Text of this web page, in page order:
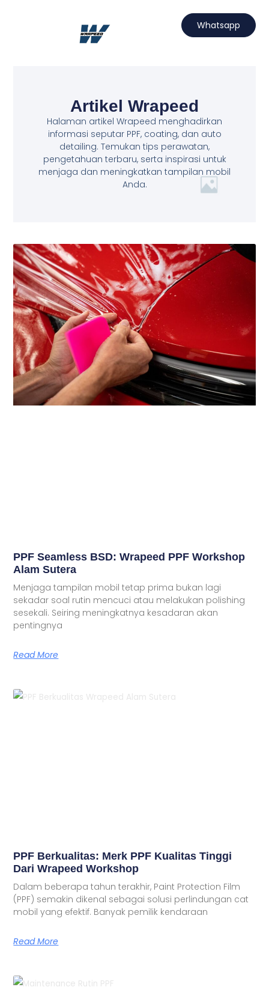
Whatsapp
Artikel Wrapeed
Halaman artikel Wrapeed menghadirkan
informasi seputar PPF, coating, dan auto
detailing. Temukan tips perawatan,
pengetahuan terbaru, serta inspirasi untuk
menjaga dan meningkatkan tampilan mobil
Anda.
PPF Seamless BSD: Wrapeed PPF Workshop
Alam Sutera
Menjaga tampilan mobil tetap prima bukan lagi
sekadar soal rutin mencuci atau melakukan polishing
sesekali. Seiring meningkatnya kesadaran akan
pentingnya
Read More
PPF Berkualitas: Merk PPF Kualitas Tinggi
Dari Wrapeed Workshop
Dalam beberapa tahun terakhir, Paint Protection Film
(PPF) semakin dikenal sebagai solusi perlindungan cat
mobil yang efektif. Banyak pemilik kendaraan
Read More